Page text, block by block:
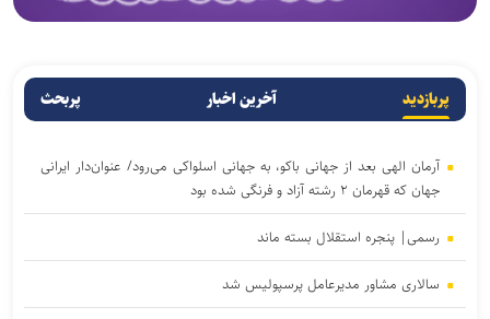
پربازدید آخرین اخبار پربحث
آرمان الهی بعد از جهانی باکو، به جهانی اسلواکی می‌رود/ عنوان‌دار ایرانی
جهان که قهرمان ۲ رشته آزاد و فرنگی شده بود
رسمی| پنجره استقلال بسته ماند
سالاری مشاور مدیرعامل پرسپولیس شد